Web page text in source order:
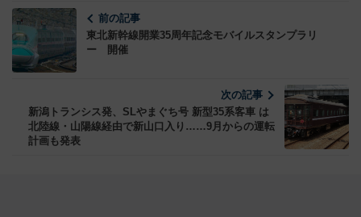
前の記事
東北新幹線開業35周年記念モバイルスタンプラリ
ー 開催
次の記事
新潟トランシス発、SLやまぐち号 新型35系客車 は
北陸線・山陽線経由で新山口入り……9月からの運転
計画も発表